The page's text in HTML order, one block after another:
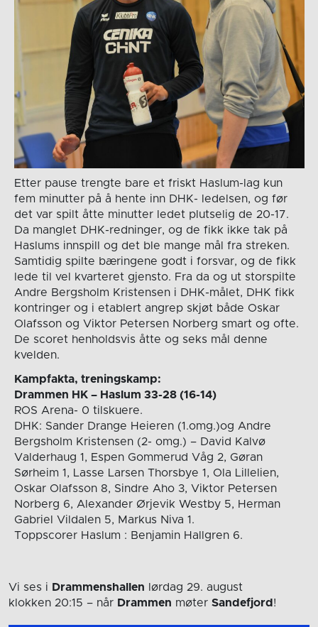
Etter pause trengte bare et friskt Haslum-lag kun
fem minutter på å hente inn DHK- ledelsen, og før
det var spilt åtte minutter ledet plutselig de 20-17.
Da manglet DHK-redninger, og de fikk ikke tak på
Haslums innspill og det ble mange mål fra streken.
Samtidig spilte bæringene godt i forsvar, og de fikk
lede til vel kvarteret gjensto. Fra da og ut storspilte
Andre Bergsholm Kristensen i DHK-målet, DHK fikk
kontringer og i etablert angrep skjøt både Oskar
Olafsson og Viktor Petersen Norberg smart og ofte.
De scoret henholdsvis åtte og seks mål denne
kvelden.
Kampfakta, treningskamp:
Drammen HK – Haslum 33-28 (16-14)
ROS Arena- 0 tilskuere.
DHK: Sander Drange Heieren (1.omg.)og Andre
Bergsholm Kristensen (2- omg.) – David Kalvø
Valderhaug 1, Espen Gommerud Våg 2, Gøran
Sørheim 1, Lasse Larsen Thorsbye 1, Ola Lillelien,
Oskar Olafsson 8, Sindre Aho 3, Viktor Petersen
Norberg 6, Alexander Ørjevik Westby 5, Herman
Gabriel Vildalen 5, Markus Niva 1.
Toppscorer Haslum : Benjamin Hallgren 6.
Vi ses i Drammenshallen lørdag 29. august
klokken 20:15 – når Drammen møter Sandefjord !